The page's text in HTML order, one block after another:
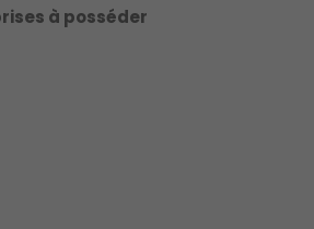
à posséder